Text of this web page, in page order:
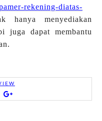
rekening-diatas-
hanya menyediakan
juga dapat membantu